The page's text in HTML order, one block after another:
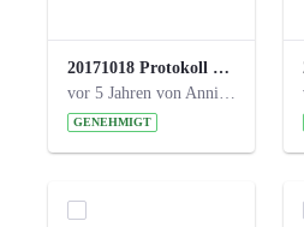
20171018 Protokoll 21. Steuerungskreis.pdf
vor 5 Jahren von Anni Schlumberger
GENEHMIGT